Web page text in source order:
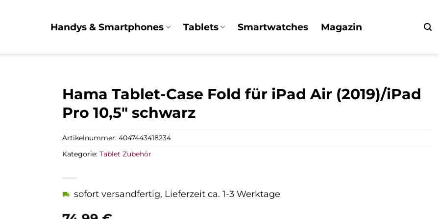
Handys & Smartphones Tablets Smartwatches Magazin
Hama Tablet-Case Fold für iPad Air (2019)/iPad
Pro 10,5″ schwarz
sofort versandfertig, Lieferzeit ca. 1-3 Werktage
Artikelnummer: 4047443418234
Kategorie: Tablet Zubehör